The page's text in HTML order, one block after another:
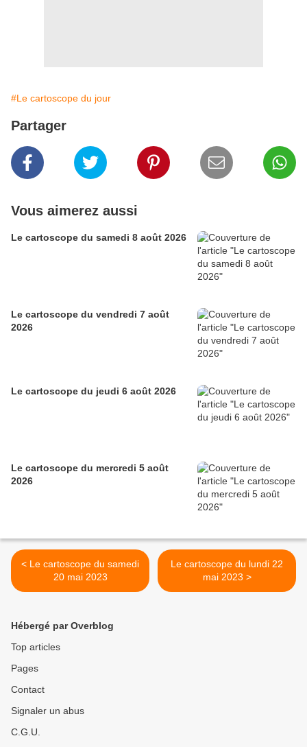
#Le cartoscope du jour
Partager
Vous aimerez aussi
Le cartoscope du samedi 8 août 2026
Le cartoscope du vendredi 7 août
2026
Le cartoscope du jeudi 6 août 2026
Le cartoscope du mercredi 5 août
2026
< Le cartoscope du samedi
20 mai 2023
Le cartoscope du lundi 22
mai 2023 >
Hébergé par Overblog
Top articles
Pages
Contact
Signaler un abus
C.G.U.